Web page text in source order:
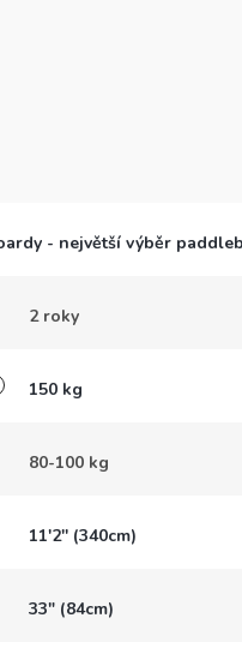
- největší výběr
2 roky
150 kg
80-100 kg
11'2'' (340cm)
33" (84cm)